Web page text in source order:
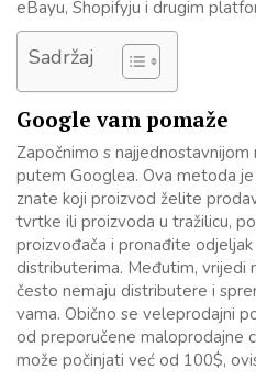
eBayu, Shopifyju i drugim
Sadržaj
Google vam pomaže
Započnimo s
putem Googlea. Ova metoda
znate koji proizvod želite
tvrtke ili proizvoda u tražilicu,
proizvođača i pronađite
distributerima. Međutim, vrijedi
često nemaju distributere i
vama. Obično se veleprodajni
od preporučene maloprodajne
može počinjati već od 100$,